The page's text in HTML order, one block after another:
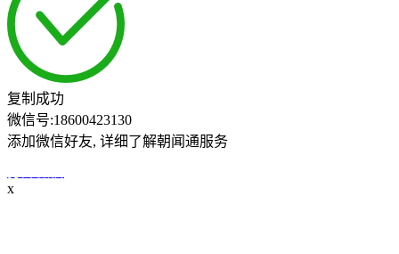
复制成功
微信号:18600423130
添加微信好友, 详细了解朝闻通服务
x